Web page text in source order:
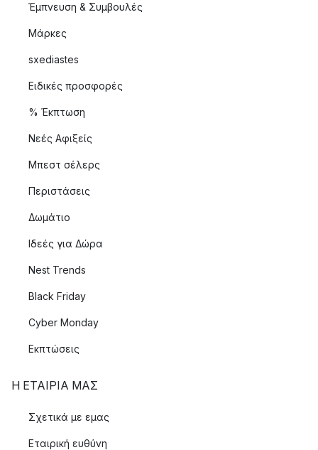
Έμπνευση & Συμβουλές
Μάρκες
sxediastes
Ειδικές προσφορές
% Έκπτωση
Νεές Αφιξείς
Μπεστ σέλερς
Περιστάσεις
Δωμάτιο
Ιδεές για Δώρα
Nest Trends
Black Friday
Cyber Monday
Εκπτώσεις
Η ΕΤΑΊΡΙΑ ΜΑΣ
Σχετικά με εμας
Εταιρική ευθύνη